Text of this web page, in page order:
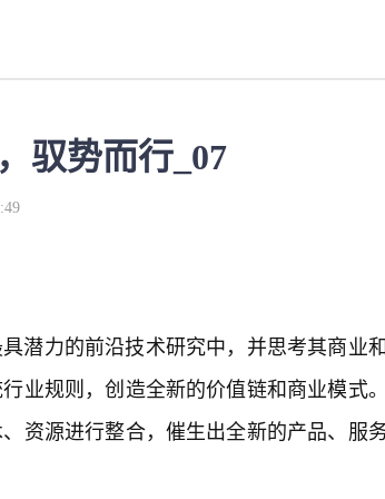
驭势而行_07
潜力的前沿技术研究中，并思考其商业
业规则，创造全新的价值链和商业模式
资源进行整合，催生出全新的产品、服